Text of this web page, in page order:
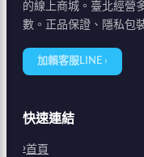
的線上商城。臺北經營
數。正品保證、隱私包
加賴客服LINE ›
快速連結
首頁